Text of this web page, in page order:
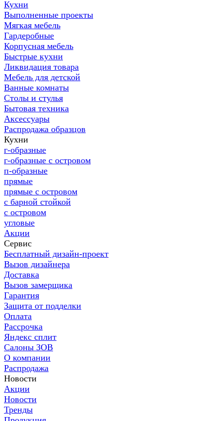
Кухни
Выполненные проекты
Мягкая мебель
Гардеробные
Корпусная мебель
Быстрые кухни
Ликвидация товара
Мебель для детской
Ванные комнаты
Столы и стулья
Бытовая техника
Аксессуары
Распродажа образцов
Кухни
г-образные
г-образные с островом
п-образные
прямые
прямые с островом
с барной стойкой
с островом
угловые
Акции
Сервис
Бесплатный дизайн-проект
Вызов дизайнера
Доставка
Вызов замерщика
Гарантия
Защита от подделки
Оплата
Рассрочка
Яндекс сплит
Салоны ЗОВ
О компании
Распродажа
Новости
Акции
Новости
Тренды